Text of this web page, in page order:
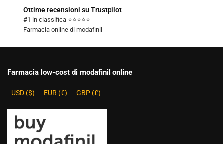
Ottime recensioni su Trustpilot
#1 in classifica ⭐⭐⭐⭐⭐
Farmacia online di modafinil
Farmacia low-cost di modafinil online
USD ($) EUR (€) GBP (£)